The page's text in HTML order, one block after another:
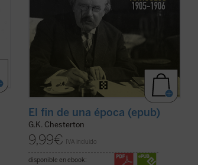
El fin de una época (epub)
G.K. Chesterton
9,99€ IVA incluido
disponible en ebook: